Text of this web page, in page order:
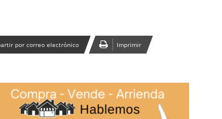
por correo electrónico Imprimir